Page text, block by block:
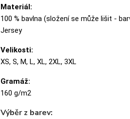
Materiál:
100 % bavlna (složení se může lišit -
Jersey
Velikosti:
XS, S, M, L, XL, 2XL, 3XL
Gramáž:
160 g/m2
Výběr z barev: